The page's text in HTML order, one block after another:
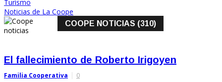
Turismo
Noticias de La Coope
COOPE NOTICIAS (310)
El fallecimiento de Roberto Irigoyen
Familia Cooperativa 0